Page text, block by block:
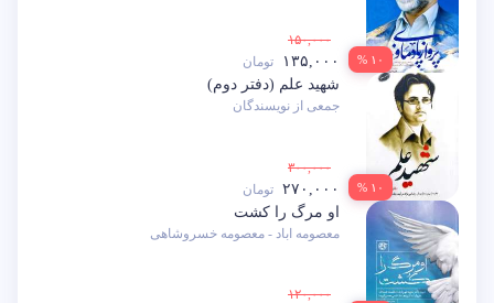
۱۰ %
۱۵۰,۰۰۰
۱۳۵,۰۰۰ تومان
۱۰ %
شهید علم (دفتر دوم)
جمعی از نویسندگان
۳۰۰,۰۰۰
۲۷۰,۰۰۰ تومان
او مرگ را کشت
معصومه اباد - معصومه خسروشاهی
۱۲۰,۰۰۰